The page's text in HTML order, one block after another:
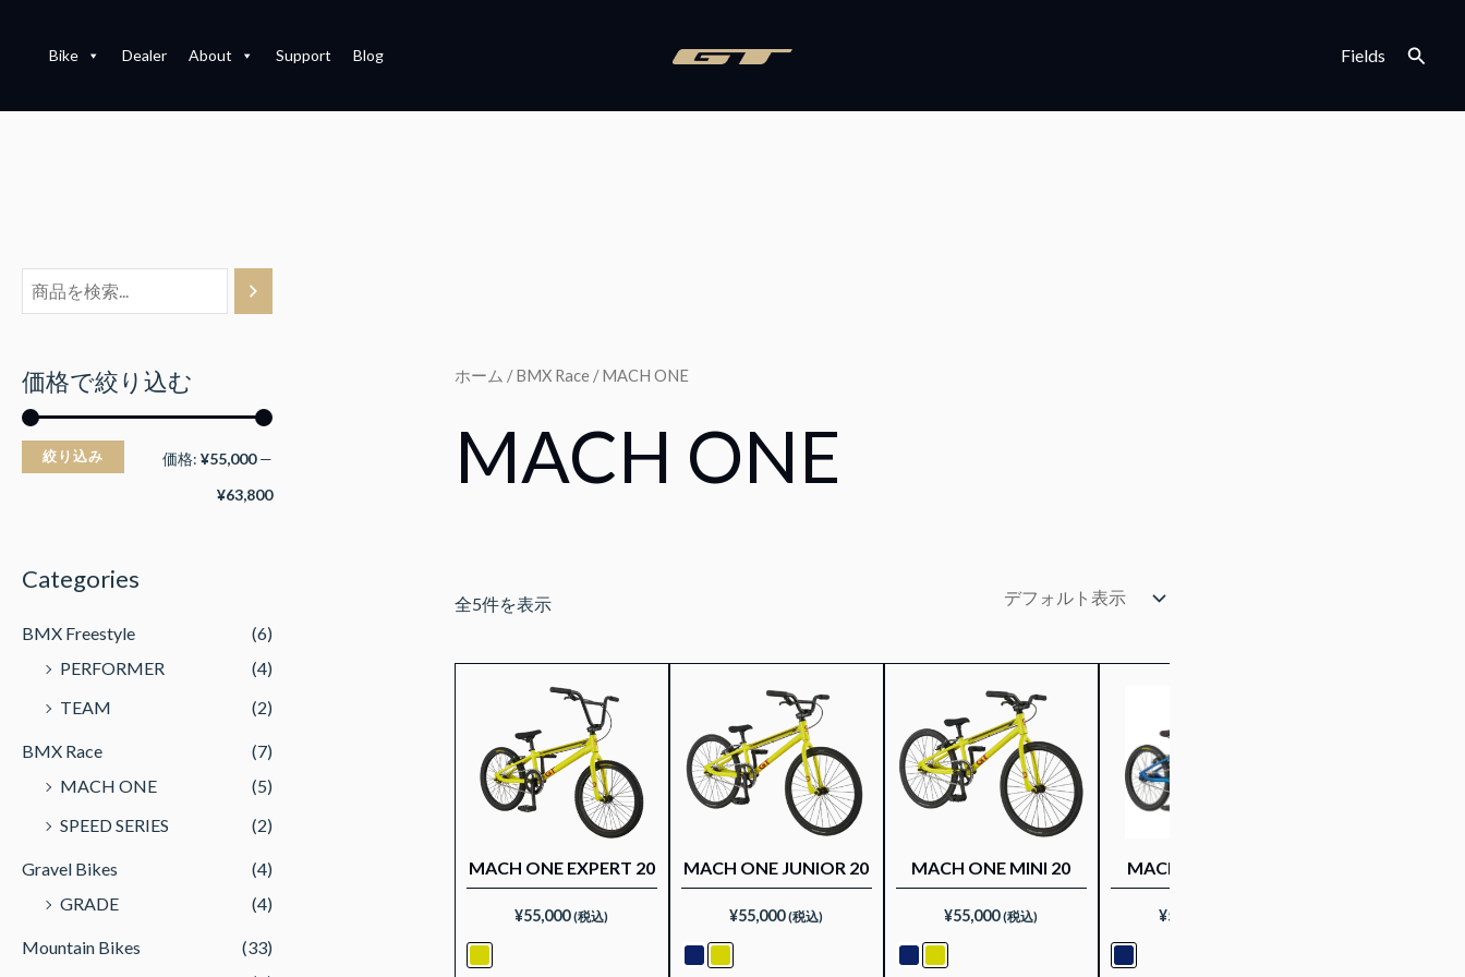
Bike Dealer About Support Blog Fields
検
価格で絞り込む
低
高
絞り込み 価格: ¥55,000—
¥63,800
Categories
BMX Freestyle
(6)
PERFORMER
(4)
TEAM
(2)
BMX Race
(7)
MACH ONE
(5)
SPEED SERIES
(2)
Gravel Bikes
(4)
GRADE
(4)
Mountain Bikes
(33)
ホーム /BMX Race/ MACH ONE
MACH ONE
全5件を表示
MACH ONE EXPERT 20
¥55,000 (税込)
MACH ONE JUNIOR 20
¥55,000 (税込)
MACH ONE MINI 20
¥55,000 (税込)
MACH ONE PRO 20
¥55,000